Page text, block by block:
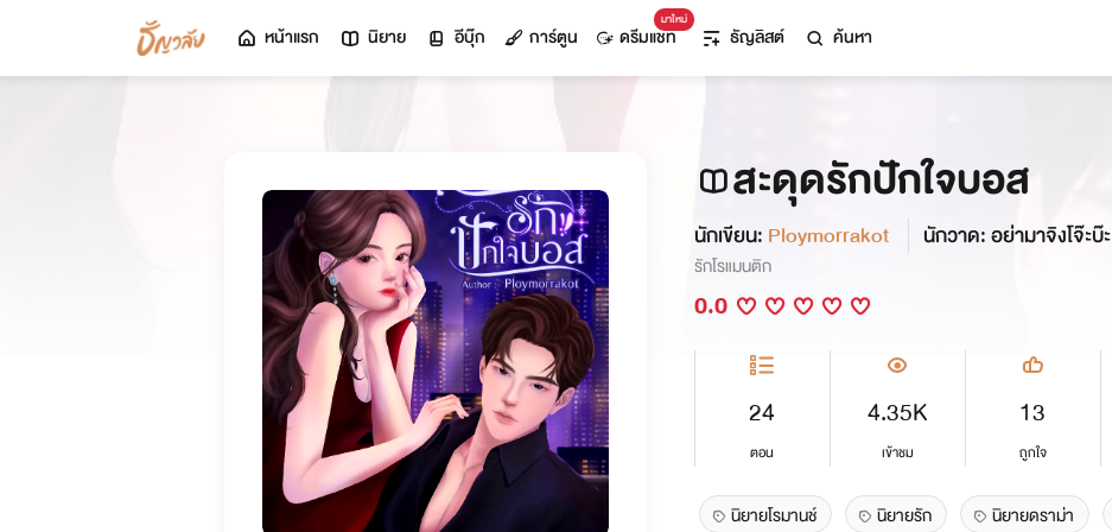
หน้าแรก นิยาย อีบุ๊ก การ์ตูน
มาใหม่
ดรีมแชท ธัญลิสต์ ค้นหา
สะดุดรักปักใจบอส
นักเขียน: Ploymorrakot นักวาด: อย่ามาจิงโจ๊ะบ๊ะ
รักโรแมนติก
0.0
24
ตอน
4.35K
เข้าชม
13
ถูกใจ
นิยายโรมานช์ นิยายรัก นิยายดราม่า